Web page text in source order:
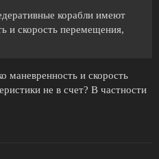
корабли имеют
и скорость перемещения,
маневренность и скорость
не в счет? В частности